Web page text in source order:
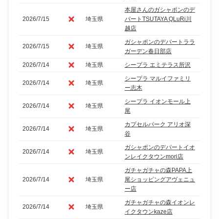
2026/7/15 埼玉県
本屋さんのガシャポンのデ
パートTSUTAYA QLuRi川
越店
2026/7/15 埼玉県
ガシャポンのデパートララ
ガーデン春日部店
2026/7/14
埼玉県 シープラ エミテラス所沢
2026/7/14 埼玉県
シープラ マルイファミリ
ー志木
2026/7/14 埼玉県
シープラ イオンモール上
尾
2026/7/14 埼玉県
カプセルパーク アリオ深
谷
2026/7/14 埼玉県
ガシャポンのデパートイオ
ンレイクタウンmori店
2026/7/14 埼玉県
ガチャガチャの森PAPA上
尾ショッピングアヴェニュ
ー店
2026/7/14 埼玉県
ガチャガチャの森イオンレ
イクタウンkaze店